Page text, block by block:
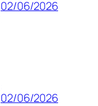
02/06/2026
02/06/2026